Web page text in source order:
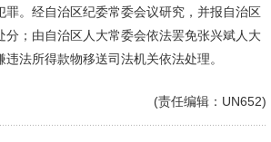
。经自治区纪委常委会议研究，并报自治区
；由自治区人大常委会依法罢免张兴斌人大
法所得款物移送司法机关依法处理。
(责任编辑：UN652)